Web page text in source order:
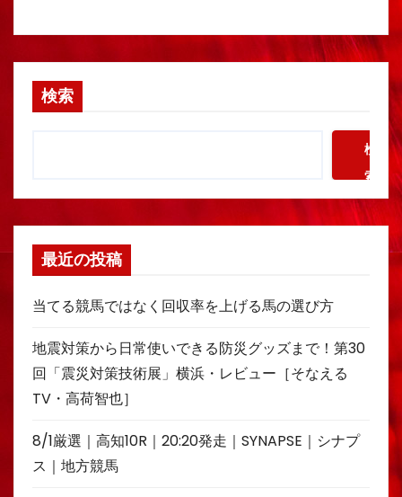
検索
検
索
最近の投稿
当てる競馬ではなく回収率を上げる馬の選び方
地震対策から日常使いできる防災グッズまで！第30
回「震災対策技術展」横浜・レビュー［そなえる
TV・高荷智也］
8/1厳選｜高知10R｜20:20発走｜SYNAPSE｜シナプ
ス｜地方競馬